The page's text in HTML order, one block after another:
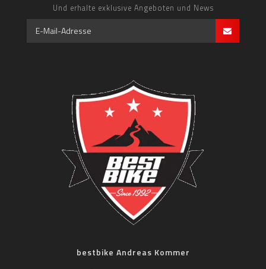
Und erhalte exklusive Angeboten und News
bestbike Andreas Kommer